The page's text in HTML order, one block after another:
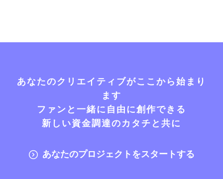
あなたのクリエイティブがここから始まり
ます
ファンと一緒に自由に創作できる
新しい資金調達のカタチと共に
あなたのプロジェクトをスタートする